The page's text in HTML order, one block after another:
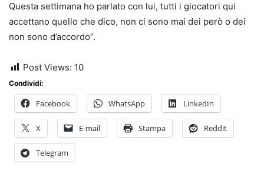
Questa settimana ho parlato con lui, tutti i giocatori qui
accettano quello che dico, non ci sono mai dei però o dei
non sono d’accordo”.
Post Views: 10
Condividi:
Facebook WhatsApp LinkedIn
X E-mail Stampa Reddit
Telegram